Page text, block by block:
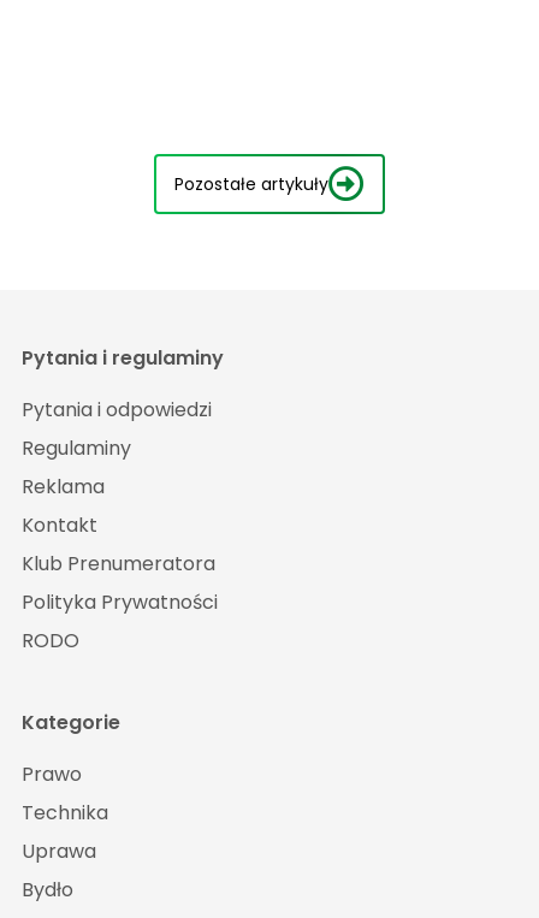
Pozostałe artykuły
Pytania i regulaminy
Pytania i odpowiedzi
Regulaminy
Reklama
Kontakt
Klub Prenumeratora
Polityka Prywatności
RODO
Kategorie
Prawo
Technika
Uprawa
Bydło